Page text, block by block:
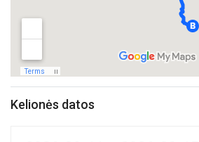
Kelionės datos